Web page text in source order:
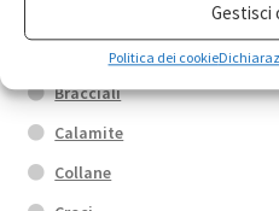
Gestisci
Politica dei cookie
Box promo
Bracciali
Calamite
Collane